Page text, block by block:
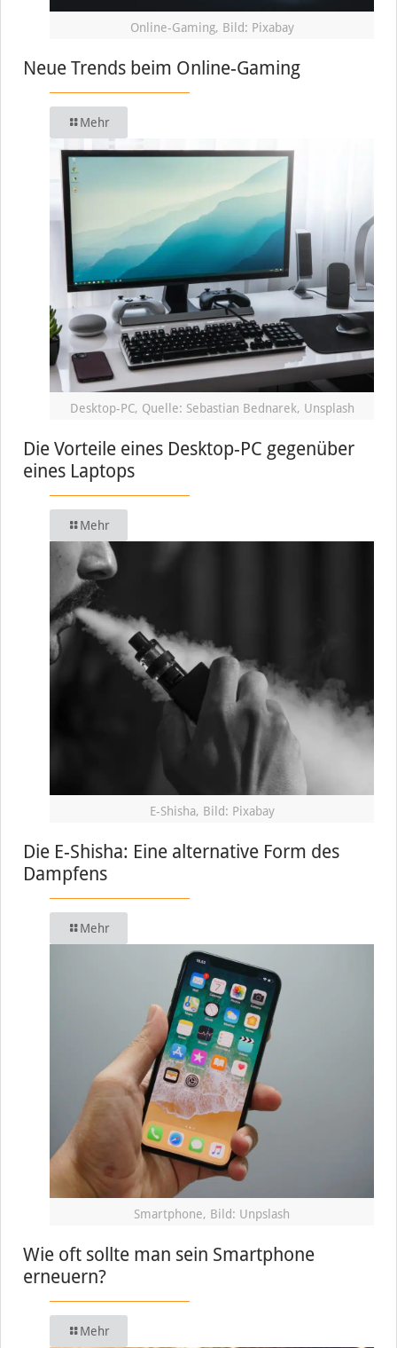
Online-Gaming, Bild: Pixabay
Neue Trends beim Online-Gaming
Mehr
Desktop-PC, Quelle: Sebastian Bednarek, Unsplash
Die Vorteile eines Desktop-PC gegenüber
eines Laptops
Mehr
E-Shisha, Bild: Pixabay
Die E-Shisha: Eine alternative Form des
Dampfens
Mehr
Smartphone, Bild: Unpslash
Wie oft sollte man sein Smartphone
erneuern?
Mehr